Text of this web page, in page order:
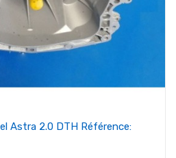
Astra 2.0 DTH Référence: